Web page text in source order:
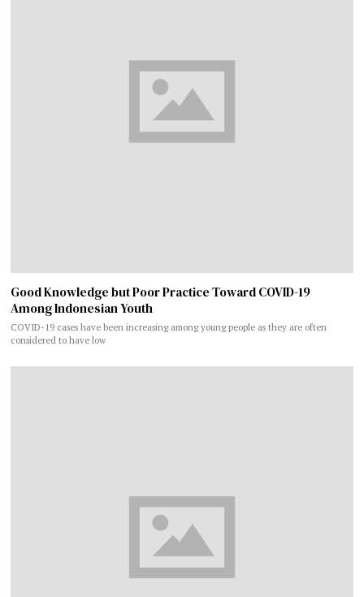
Good Knowledge but Poor Practice Toward COVID-19
Among Indonesian Youth
COVID-19 cases have been increasing among young people as they are often
considered to have low